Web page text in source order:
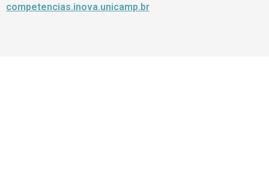
competencias.inova.unicamp.br